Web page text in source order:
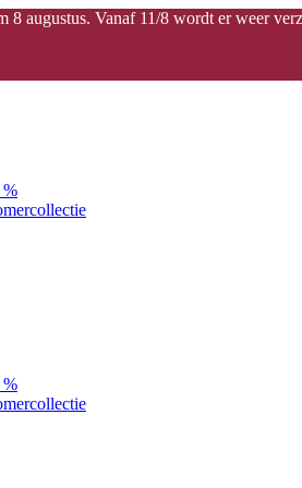
8 augustus. Vanaf 11/8 wordt er weer